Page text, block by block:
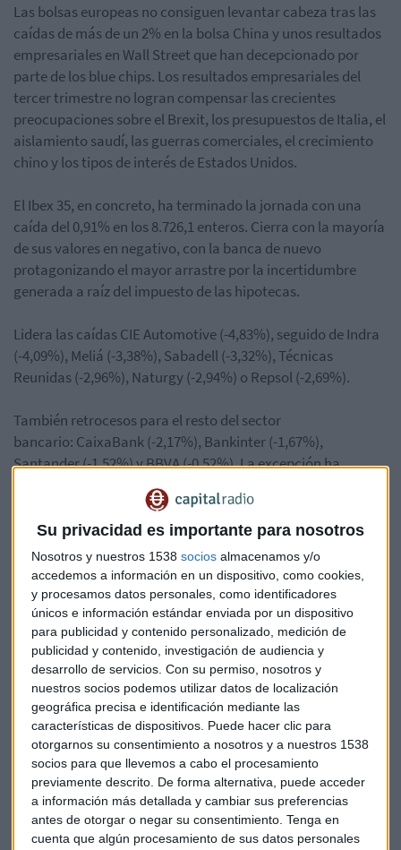
Su privacidad es importante para nosotros
Nosotros y nuestros 1538 socios almacenamos y/o
accedemos a información en un dispositivo, como cookies,
y procesamos datos personales, como identificadores
únicos e información estándar enviada por un dispositivo
para publicidad y contenido personalizado, medición de
publicidad y contenido, investigación de audiencia y
desarrollo de servicios. Con su permiso, nosotros y
nuestros socios podemos utilizar datos de localización
geográfica precisa e identificación mediante las
características de dispositivos. Puede hacer clic para
otorgarnos su consentimiento a nosotros y a nuestros 1538
socios para que llevemos a cabo el procesamiento
previamente descrito. De forma alternativa, puede acceder
a información más detallada y cambiar sus preferencias
antes de otorgar o negar su consentimiento. Tenga en
cuenta que algún procesamiento de sus datos personales
Las bolsas europeas no consiguen levantar cabeza tras las
caídas de más de un 2% en la bolsa China y unos resultados
empresariales en Wall Street que han decepcionado por
parte de los blue chips. Losresultados empresariales del
tercer trimestre no logran compensar las crecientes
preocupaciones sobre el Brexit, los presupuestos de Italia, el
aislamiento saudí, las guerras comerciales, el crecimiento
chino y los tipos de interés de Estados Unidos.
El Ibex 35, en concreto, ha terminado la jornada con una
caída del 0,91% en los 8.726,1 enteros. Cierra con la mayoría
de sus valores en negativo, con la banca de nuevo
protagonizando el mayor arrastre por la incertidumbre
generada a raíz del impuesto de las hipotecas.
Lidera las caídas CIE Automotive (-4,83%), seguido de Indra
(-4,09%), Meliá (-3,38%), Sabadell (-3,32%), Técnicas
Reunidas (-2,96%), Naturgy (-2,94%) o Repsol (-2,69%).
También retrocesos para el resto del sector
bancario: CaixaBank (-2,17%), Bankinter (-1,67%),
Santander (-1,52%) y BBVA (-0,52%). La excepción ha
Bankia, con un avance del 0,49%.
En el lado positivo han aguantado Dia (+10,29%), Inditex
(+1,2%), Iberdrola (+0,79%), Bankia (+0,49%), Enagás
(+0,47%), Red Eléctrica (+0,43%) e IAG (+0,18%).
El resto de plazas europeas han acompañado el tono rojo
del mercado español, con caídas del 1,31% para el FTSE 100
de Londres, del 2,11% para el DAX alemán, del 1,9% en el
CAC 40 París y del 0,88% en Milán.
El sector tecnológico europeo registra la peor evolución
después de las caídas del fabricante de chipsAMSque no
convence a los inversores con sus perspectivas. Arrastra
consigo a otras compañías como Infineon, ASML y ST
Microelectronics.